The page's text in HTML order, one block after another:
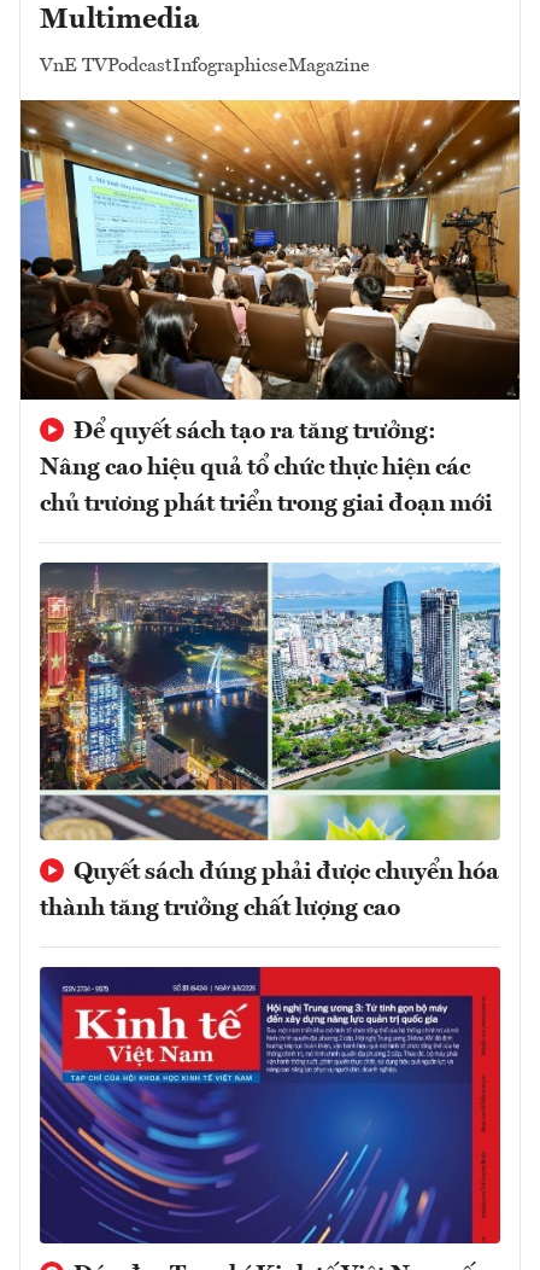
Multimedia
VnE TVPodcastInfographicseMagazine
Để quyết sách tạo ra tăng trưởng:
Nâng cao hiệu quả tổ chức thực hiện các
chủ trương phát triển trong giai đoạn mới
Quyết sách đúng phải được chuyển hóa
thành tăng trưởng chất lượng cao